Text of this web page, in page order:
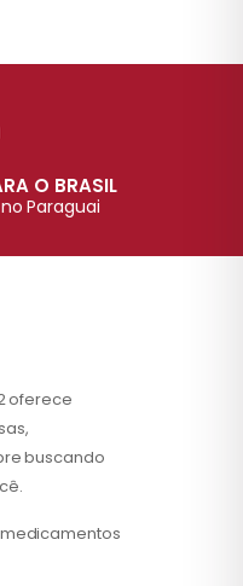
O BRASIL
Paraguai
oferece
buscando